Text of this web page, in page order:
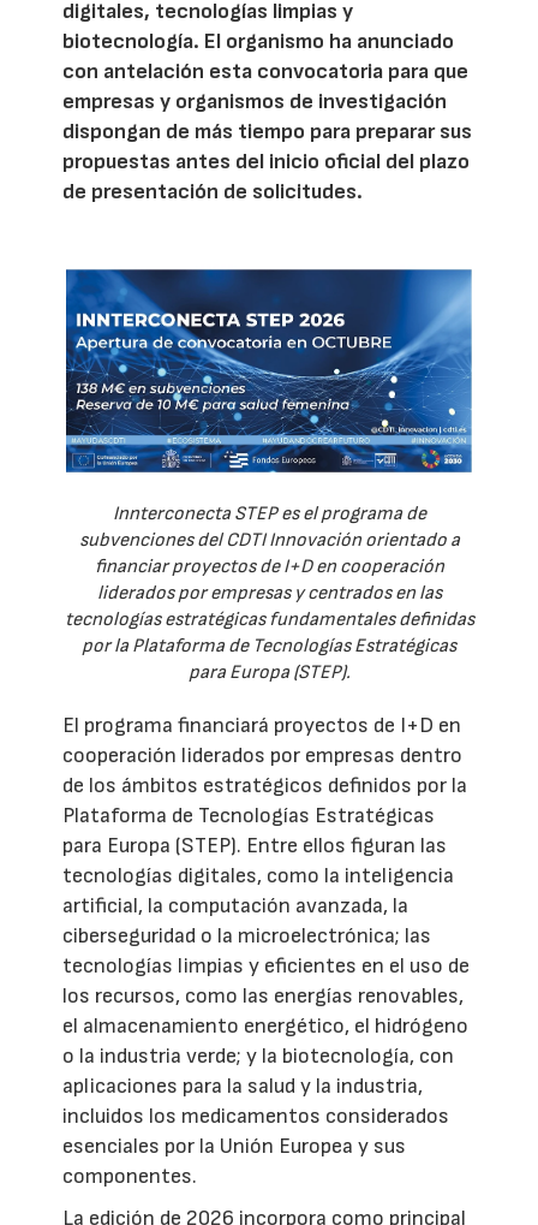
digitales, tecnologías limpias y
biotecnología. El organismo ha anunciado
con antelación esta convocatoria para que
empresas y organismos de investigación
dispongan de más tiempo para preparar sus
propuestas antes del inicio oficial del plazo
de presentación de solicitudes.
Innterconecta STEP es el programa de
subvenciones del CDTI Innovación orientado a
financiar proyectos de I+D en cooperación
liderados por empresas y centrados en las
tecnologías estratégicas fundamentales definidas
por la Plataforma de Tecnologías Estratégicas
para Europa (STEP).
El programa financiará proyectos de I+D en
cooperación liderados por empresas dentro
de los ámbitos estratégicos definidos por la
Plataforma de Tecnologías Estratégicas
para Europa (STEP). Entre ellos figuran las
tecnologías digitales, como la inteligencia
artificial, la computación avanzada, la
ciberseguridad o la microelectrónica; las
tecnologías limpias y eficientes en el uso de
los recursos, como las energías renovables,
el almacenamiento energético, el hidrógeno
o la industria verde; y la biotecnología, con
aplicaciones para la salud y la industria,
incluidos los medicamentos considerados
esenciales por la Unión Europea y sus
componentes.
La edición de 2026 incorpora como principal